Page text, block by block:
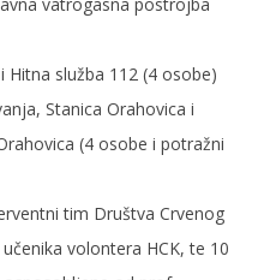
vatrogasna postrojba
Hitna služba 112 (4 osobe)
Stanica Orahovica i
(4 osobe i potražni
tim Društva Crvenog
volontera HCK, te 10